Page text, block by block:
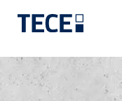
Skip to main content